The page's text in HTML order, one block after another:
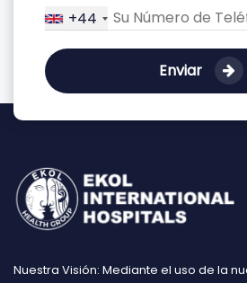
+44
Enviar
Nuestra Visión: Mediante el uso de la